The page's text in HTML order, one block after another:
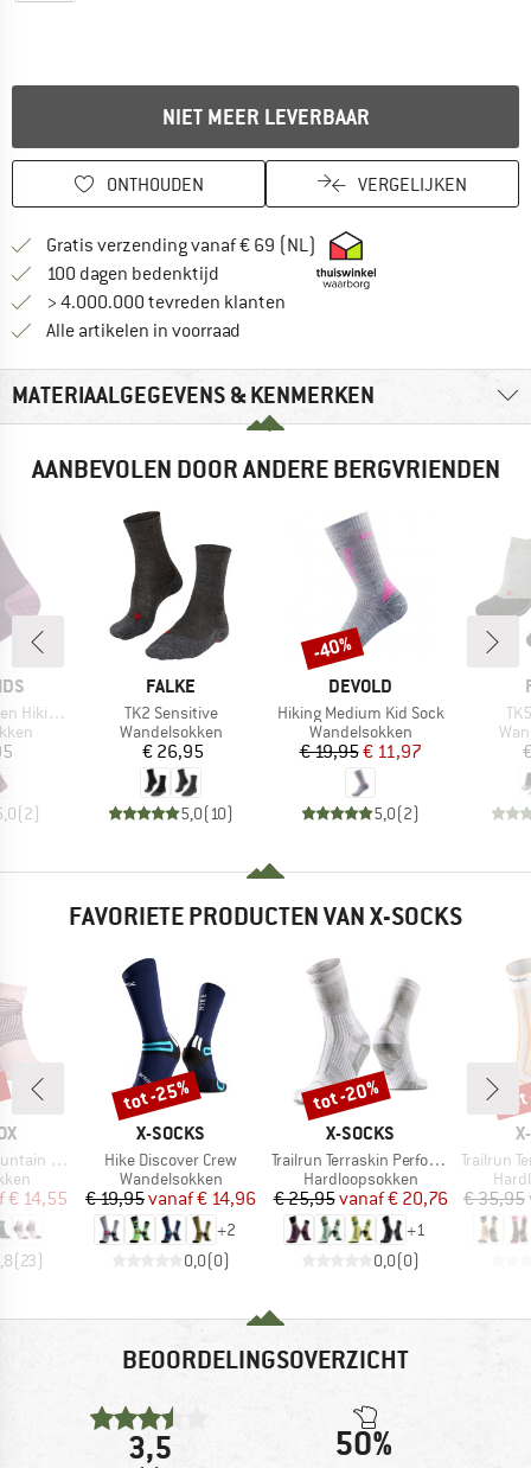
NIET MEER LEVERBAAR
ONTHOUDEN VERGELIJKEN
Gratis verzending vanaf € 69 (NL) Vind hier de
100 dagen bedenktijd Vind de betalingsinformatie hier!
> 4.000.000 tevreden klanten
Alle artikelen in voorraad
MATERIAALGEGEVENS & KENMERKEN
AANBEVOLEN DOOR ANDERE BERGVRIENDEN
2-Pack
(2)
MERK
FALKE
Artikel
TK2 Sensitive
Productgroep
Wandelsokken
Prijs
€ 26,95
5,0(10)
MERK
DEVOLD
Artikel
Hiking Medium Kid Sock
Productgroep
Wandelsokken
Prijs
€ 19,95Verlaagde prijs
€ 11,97
5,0(2)
Korting
-40%
FAVORIETE PRODUCTEN VAN X-SOCKS
Socks
prijs
€ 14,55
(23)
MERK
X-SOCKS
Artikel
Hike Discover Crew
Productgroep
Wandelsokken
Prijs
€ 19,95 Verlaagde prijs
vanaf€ 14,96
+2
0,0(0)
Korting
tot -25%
MERK
X-SOCKS
Artikel
Trailrun Terraskin Perform Crew
Productgroep
Hardloopsokken
Prijs
€ 25,95 Verlaagde prijs
vanaf€ 20,76
+1
0,0(0)
Korting
tot -20%
Artikel
Trailrun
€ 35,95
BEOORDELINGSOVERZICHT
3,5 50%